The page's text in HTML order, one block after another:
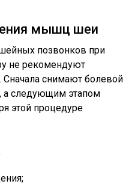
мышц шеи
шейных позвонков при
не рекомендуют
Сначала снимают болевой
а следующим этапом
этой процедуре